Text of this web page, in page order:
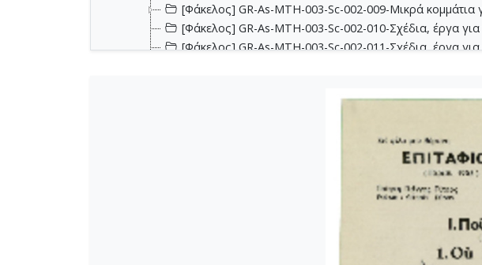
[Φάκελος] GR-As-MTH-003-Sc-002-009-Μικρά κομμάτια
[Φάκελος] GR-As-MTH-003-Sc-002-010-Σχέδια, έργα
[Φάκελος] GR-As-MTH-003-Sc-002-011-Σχέδια, έργα
[Φάκελος] GR-As-MTH-003-Sc-003-014-Πάρτες
[Φάκελος] GR-As-MTH-003-Sc-003-016-Σονατίνα για
[Φάκελος] GR-As-MTH-003-Sc-003-017-Αναμνήσεις
[Φάκελος] GR-As-MTH-003-Sc-003-018-Διασκευές για
[Φάκελος] GR-As-MTH-003-Sc-003-019-Ασκήσεις
[Φάκελος] GR-As-MTH-003-Sc-004-020-Σκίτσα
[Φάκελος] GR-As-MTH-003-Sc-004-021-Κασσιανή
[Φάκελος] GR-As-MTH-003-Sc-004-022-Χορωδιακά